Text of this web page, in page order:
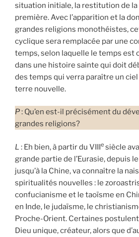
situation initiale, la restitution de
première. Avec l’apparition et la
grandes religions monothéistes,
cyclique sera remplacée par une
temps, selon laquelle le temps est
dans une histoire sainte qui doit
des temps qui verra paraître un
terre nouvelle.
P: Qu’en est-il précisément du
grandes religions?
L : Eh bien, à partir du VIIIe siècle
grande partie de l’Eurasie, depuis
jusqu’à la Chine, va connaître la
spiritualités nouvelles : le
confucianisme et le taoïsme en
en Inde, le judaïsme, le
Proche-Orient. Certaines postulent
Dieu unique, créateur, alors que